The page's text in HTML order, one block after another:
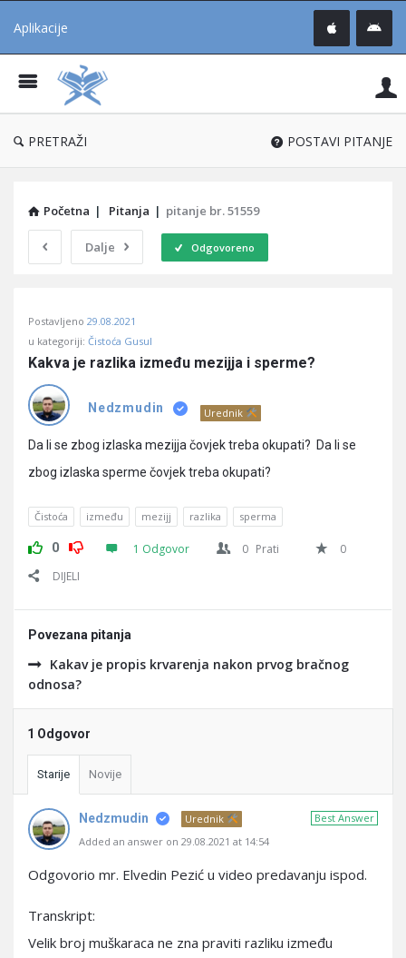
Aplikacije
®
PRETRAŽI POSTAVI PITANJE
Početna | Pitanja | pitanje br. 51559
Dalje Odgovoreno
Učene
Latest
Pitanja
Postavljeno 29.08.2021
u kategoriji: Čistoća Gusul
Kakva je razlika između mezijja i sperme?
Nedzmudin Urednik
Da li se zbog izlaska mezijja čovjek treba okupati? Da li se
zbog izlaska sperme čovjek treba okupati?
Čistoća između mezijj razlika sperma
0 1 Odgovor 0 Prati
0
DIJELI
Povezana pitanja
Kakav je propis krvarenja nakon prvog bračnog
odnosa?
1 Odgovor
Starije Novije
Best Answer
Nedzmudin
Urednik
Added an answer on 29.08.2021 at 14:54
Odgovorio mr. Elvedin Pezić u video predavanju ispod.
Transkript:
Velik broj muškaraca ne zna praviti razliku između